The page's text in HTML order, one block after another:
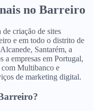
no Barreiro
criação de sites
e em todo o distrito de
Santarém, a
a empresas em Portugal,
Multibanco e
de marketing digital.
?